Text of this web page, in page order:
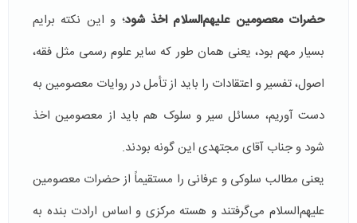
حضرات معصومین علیهم‌السلام اخذ شود؛ و این نکته برایم
بسیار مهم بود، یعنی همان طور که سایر علوم رسمی مثل فقه،
اصول، تفسیر و اعتقادات را باید از تأمل در روایات معصومین به
دست آوریم، مسائل سیر و سلوک هم باید از معصومین اخذ
شود و جناب آقای مجتهدی این گونه بودند.
یعنی مطالب سلوکی و عرفانی را مستقیماً از حضرات معصومین
علیهم‌السلام می‌گرفتند و هسته مرکزی و اساس ارادت بنده به